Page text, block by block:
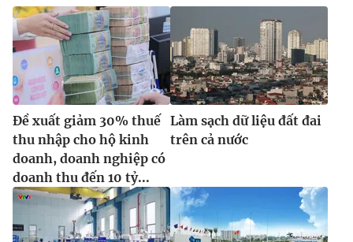
® Cấm sao chép dưới mọi hình thức nếu không có sự chấp
thuận bằng văn bản. Ghi rõ nguồn VTV.vn khi phát hành lại
thông tin từ website này.
Đề xuất giảm 30% thuế
thu nhập cho hộ kinh
doanh, doanh nghiệp có
doanh thu đến 10 tỷ...
Làm sạch dữ liệu đất đai
trên cả nước